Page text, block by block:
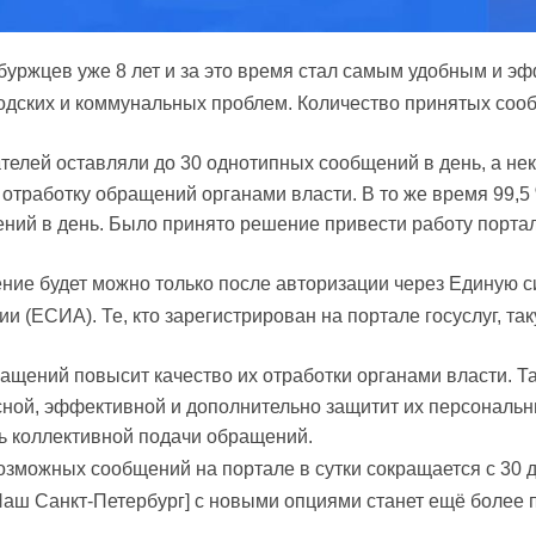
уже 8 лет и за это время стал самым удобным и
и коммунальных проблем. Количество принятых
оставляли до 30 однотипных сообщений в день, а
обращений органами власти. В то же время 99,5
в день. Было принято решение привести работу
будет можно только после авторизации через Единую
(ЕСИА). Те, кто зарегистрирован на портале госуслуг,
повысит качество их отработки органами власти.
эффективной и дополнительно защитит их
коллективной подачи обращений.
сообщений на портале в сутки сокращается с 30
Санкт-Петербург] с новыми опциями станет ещё более